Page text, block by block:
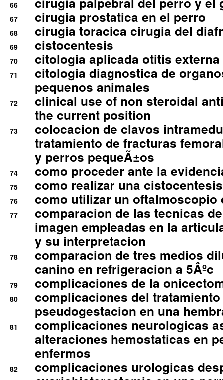
66
67 cirugia prostatica en el perro
68 cirugia toracica cirugia del
69 cistocentesis
70 citologia aplicada otitis externa
71
citologia diagnostica de
pequenos animales
72
clinical use of non steroidal
the current position
73
colocacion de clavos
tratamiento de fracturas
y perros pequeÃ±os
74 como proceder ante la
75 como realizar una
76 como utilizar un oftalmoscopio
77
comparacion de las tecnicas
imagen empleadas en la
y su interpretacion
78
comparacion de tres medios
canino en refrigeracion a 5Âºc
79 complicaciones de la
80
complicaciones del
pseudogestacion en una
81
complicaciones neurologicas
alteraciones hemostaticas en
enfermos
82
complicaciones urologicas